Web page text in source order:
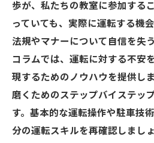
歩が、私たちの教室に参加する
っていても、実際に運転する機
法規やマナーについて自信を失
コラムでは、運転に対する不安
現するためのノウハウを提供し
磨くためのステップバイステッ
す。基本的な運転操作や駐車技
分の運転スキルを再確認しまし